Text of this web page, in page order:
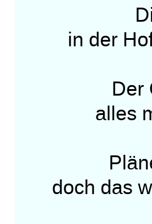
in der
Der
alles
doch das